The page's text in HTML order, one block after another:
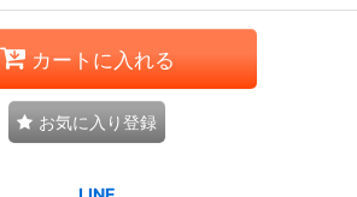
カートに入れる
お気に入り登録